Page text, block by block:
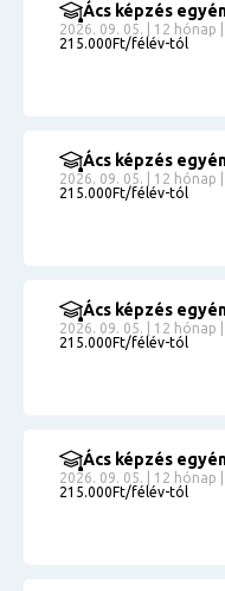
Ács képzés
2026. 09. 05. | 12 hónap
215.000Ft/félév-tól
Ács képzés
2026. 09. 05. | 12 hónap
215.000Ft/félév-tól
Ács képzés
2026. 09. 05. | 12 hónap
215.000Ft/félév-tól
Ács képzés
2026. 09. 05. | 12 hónap
215.000Ft/félév-tól